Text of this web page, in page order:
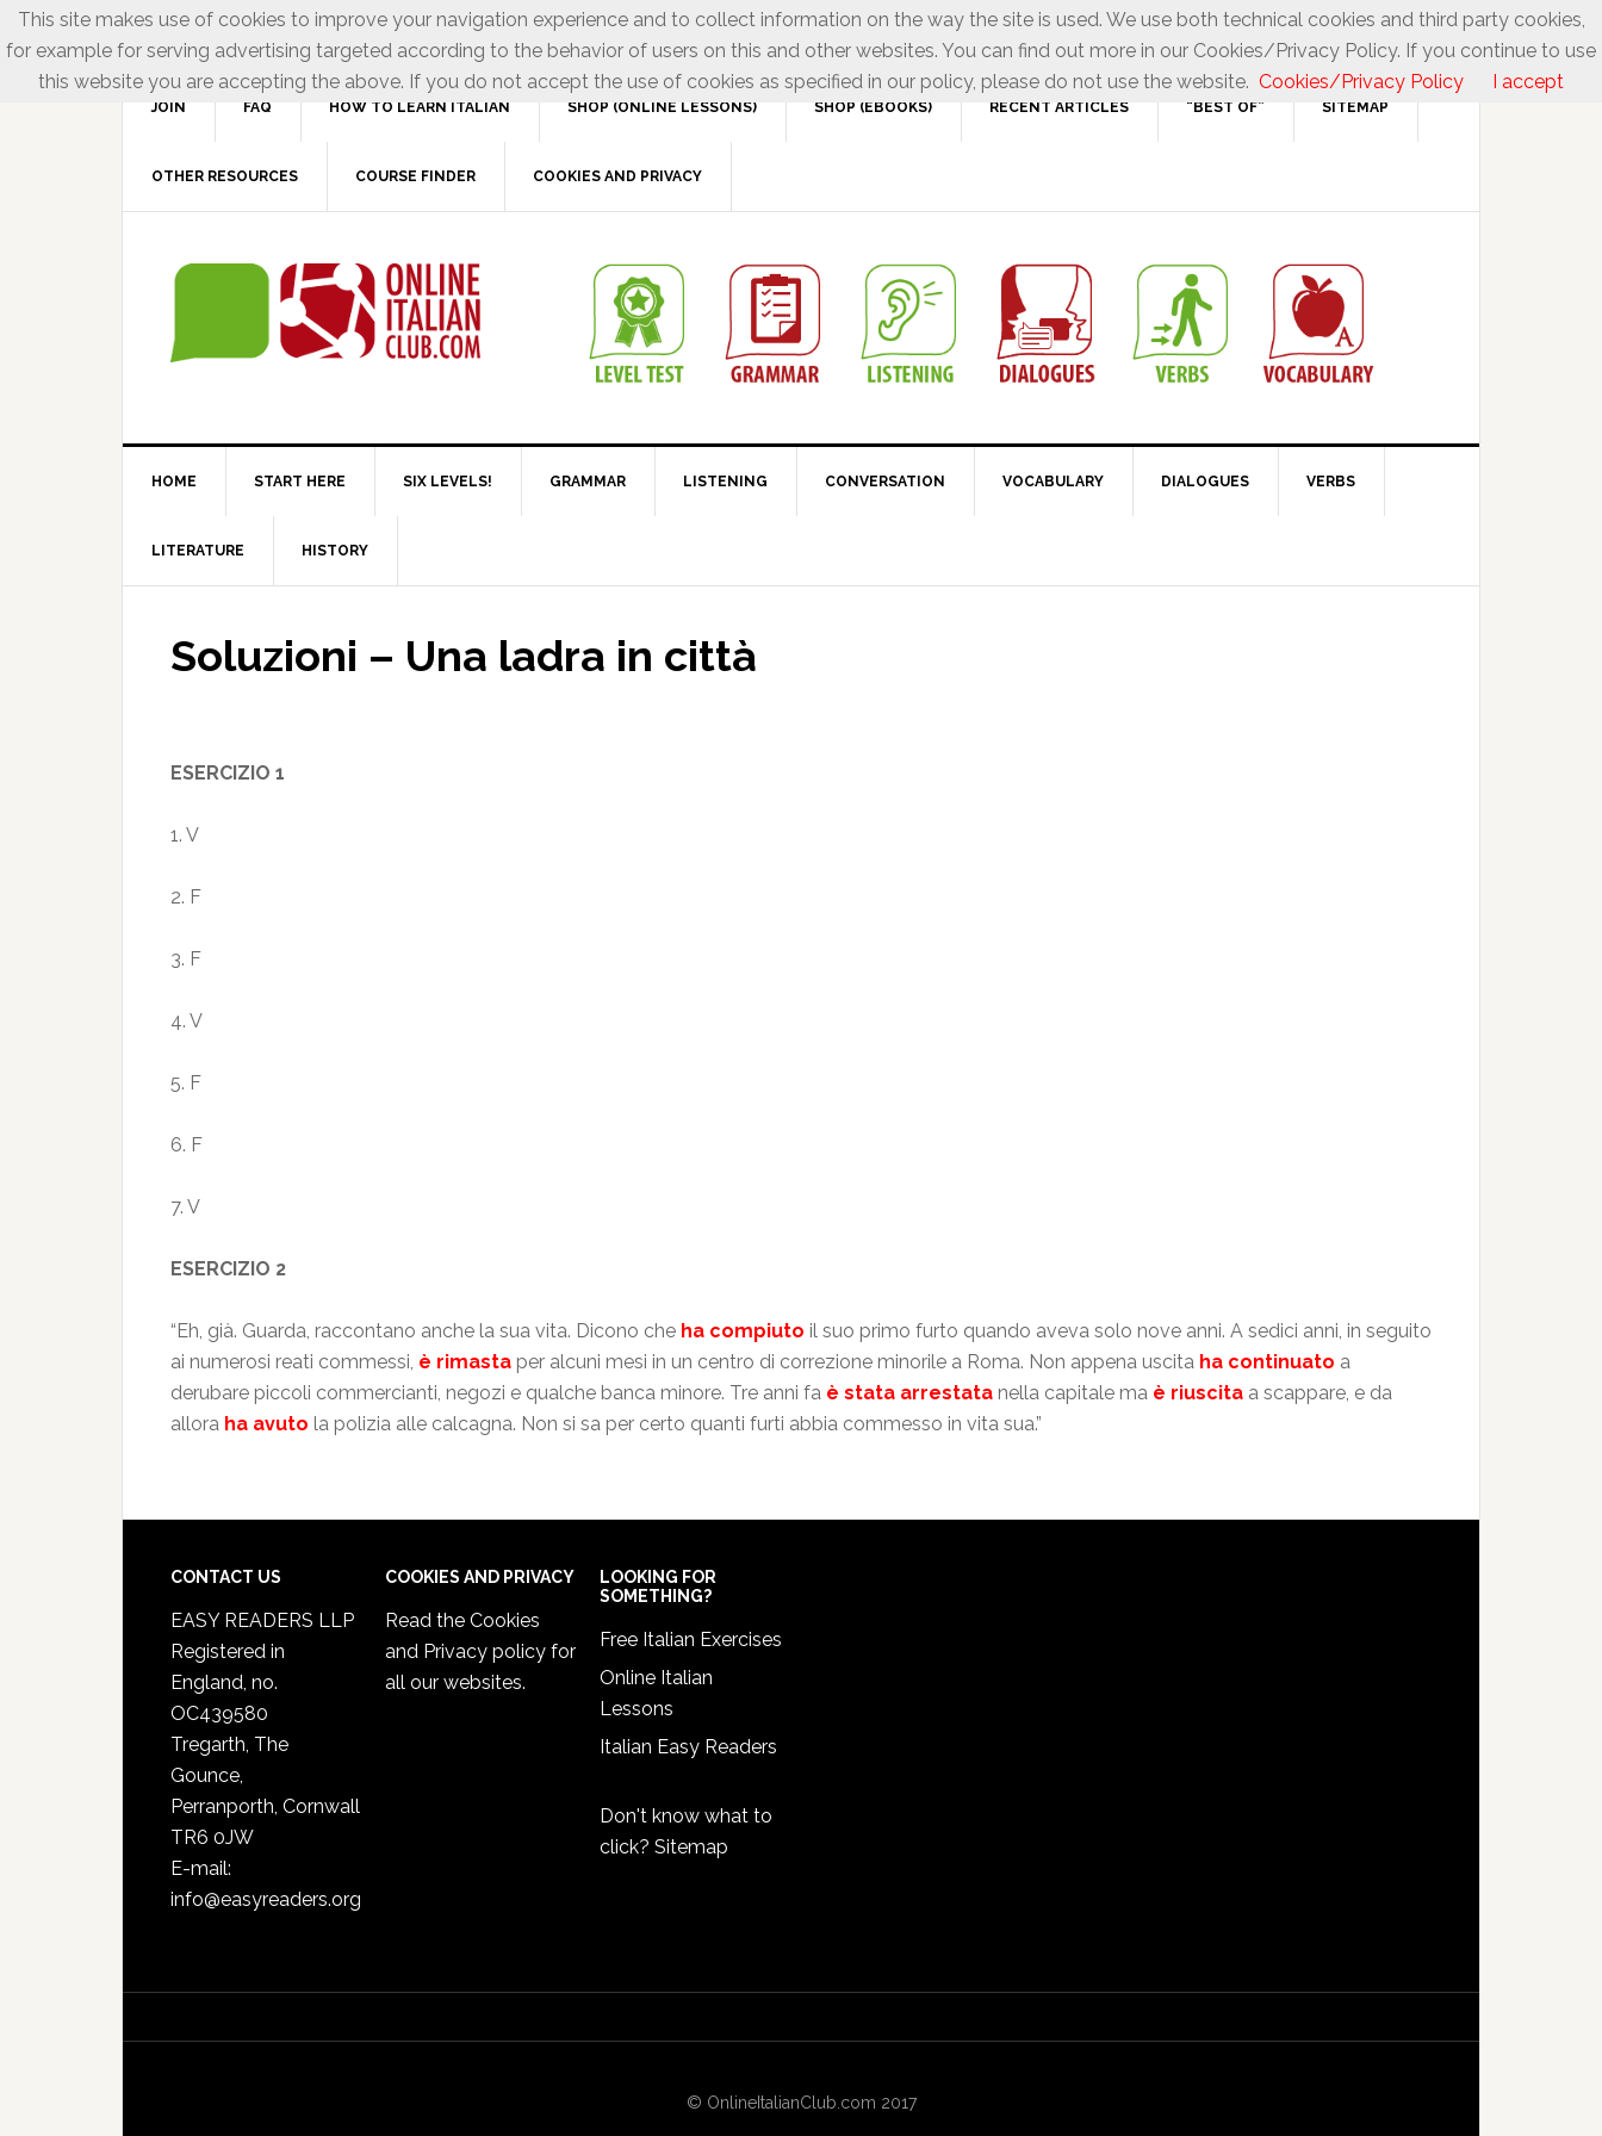
JOIN FAQ HOW TO LEARN ITALIAN SHOP (ONLINE LESSONS) SHOP (EBOOKS) RECENT ARTICLES “BEST OF” SITEMAP
OTHER RESOURCES COURSE FINDER COOKIES AND PRIVACY
HOME START HERE SIX LEVELS! GRAMMAR LISTENING CONVERSATION VOCABULARY DIALOGUES VERBS
LITERATURE HISTORY
Soluzioni – Una ladra in città
ESERCIZIO 1
1. V
2. F
3. F
4. V
5. F
6. F
7. V
ESERCIZIO 2
“Eh, già. Guarda, raccontano anche la sua vita. Dicono che ha compiuto il suo primo furto quando aveva solo nove anni. A sedici anni, in seguito
ai numerosi reati commessi, è rimasta per alcuni mesi in un centro di correzione minorile a Roma. Non appena uscita ha continuato a
derubare piccoli commercianti, negozi e qualche banca minore. Tre anni fa è stata arrestata nella capitale ma è riuscita a scappare, e da
allora ha avuto la polizia alle calcagna. Non si sa per certo quanti furti abbia commesso in vita sua.”
CONTACT US
EASY READERS LLP
Registered in
England, no.
OC439580
Tregarth, The
Gounce,
Perranporth, Cornwall
TR6 0JW
E-mail:
info@easyreaders.org
COOKIES AND PRIVACY
Read the Cookies
and Privacy policy for
all our websites.
LOOKING FOR
SOMETHING?
Free Italian Exercises
Online Italian
Lessons
Italian Easy Readers
Don't know what to
click? Sitemap
© OnlineItalianClub.com 2017
This site makes use of cookies to improve your navigation experience and to collect information on the way the site is used. We use both technical cookies and third party cookies,
for example for serving advertising targeted according to the behavior of users on this and other websites. You can find out more in our Cookies/Privacy Policy. If you continue to use
this website you are accepting the above. If you do not accept the use of cookies as specified in our policy, please do not use the website. Cookies/Privacy Policy I accept